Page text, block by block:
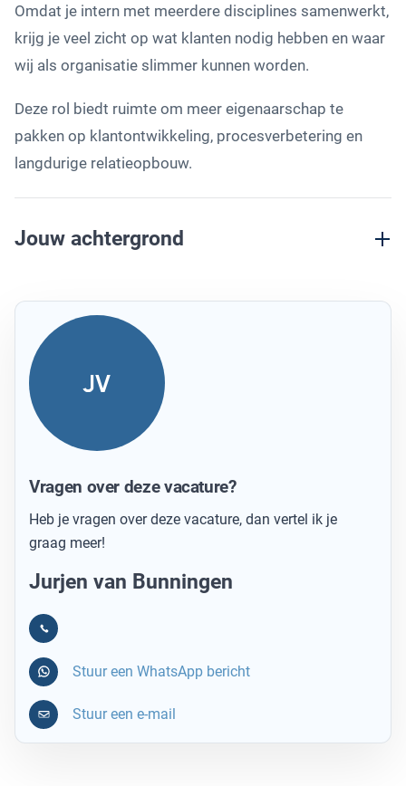
Omdat je intern met meerdere disciplines samenwerkt,
krijg je veel zicht op wat klanten nodig hebben en waar
wij als organisatie slimmer kunnen worden.
Deze rol biedt ruimte om meer eigenaarschap te
pakken op klantontwikkeling, procesverbetering en
langdurige relatieopbouw.
Jouw achtergrond
JV
Vragen over deze vacature?
Heb je vragen over deze vacature, dan vertel ik je
graag meer!
Jurjen van Bunningen
Stuur een WhatsApp bericht
Stuur een e-mail